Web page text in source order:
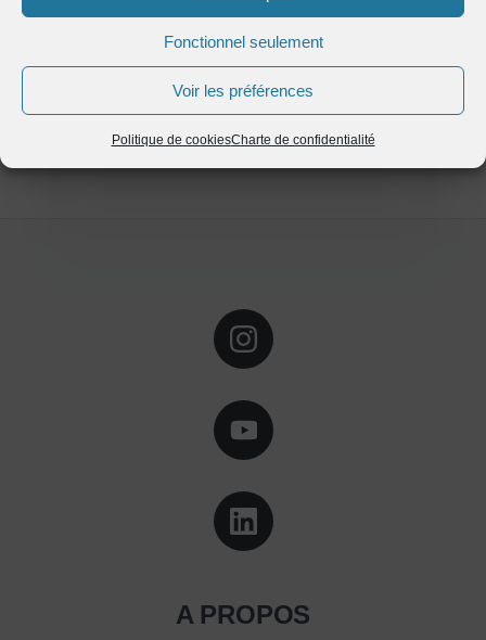
Fonctionnel seulement
Voir les préférences
Politique de cookiesCharte de confidentialité
professionnelle, en accord avec notrepolitique de protection des données
A PROPOS